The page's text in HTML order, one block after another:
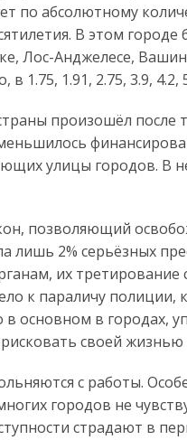
по абсолютному
В этом
Лос-Анджелесе,
1.75, 1.91, 2.75, 3.9, 4.2,
произошёл
улицы городов. В
позволяющий
лишь 2% серьёзных
их третирование
к параличу
основном в городах,
своей
с работы.
городов не
страдают в